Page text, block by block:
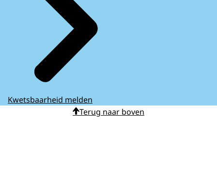
Kwetsbaarheid melden
Terug naar boven